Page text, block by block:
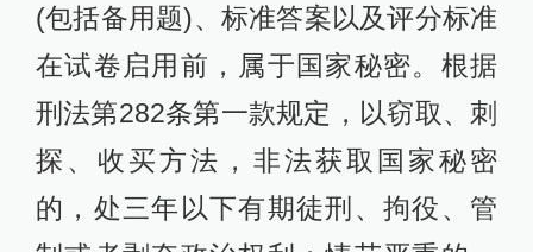
(包括备用题)、标准答案以及评分标准
在试卷启用前，属于国家秘密。根据
刑法第282条第一款规定，以窃取、刺
探、收买方法，非法获取国家秘密
的，处三年以下有期徒刑、拘役、管